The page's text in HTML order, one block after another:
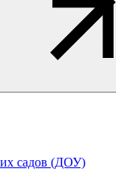
садов (ДОУ)